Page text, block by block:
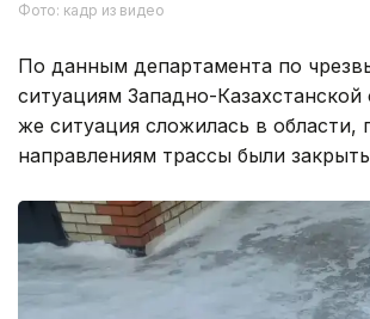
Фото: кадр из видео
По данным департамента по
ситуациям Западно-Казахстанской
же ситуация сложилась в области,
направлениям трассы были